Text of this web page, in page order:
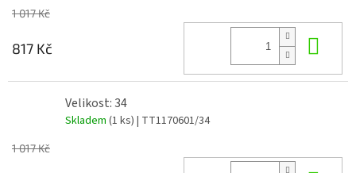
1 017 Kč
817 Kč
Velikost: 34
Skladem (1 ks) | TT1170601/34
1 017 Kč